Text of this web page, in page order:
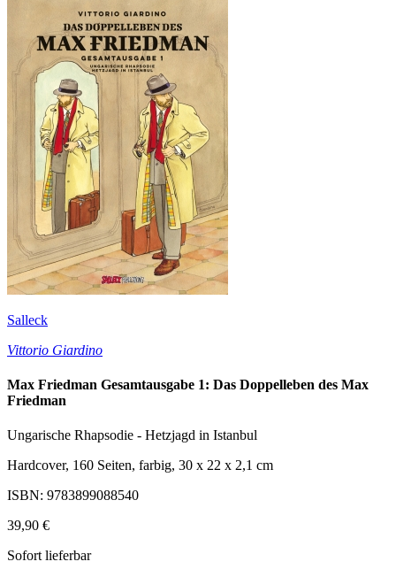
Salleck
Vittorio Giardino
Max Friedman Gesamtausgabe 1: Das Doppelleben des Max
Friedman
Ungarische Rhapsodie - Hetzjagd in Istanbul
Hardcover, 160 Seiten, farbig, 30 x 22 x 2,1 cm
ISBN: 9783899088540
39,90 €
Sofort lieferbar